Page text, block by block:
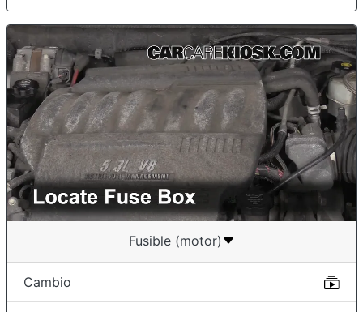
Fusible (motor)
Cambio